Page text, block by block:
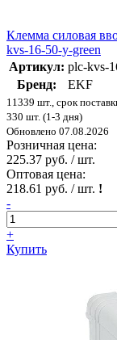
Клемма силовая
kvs-16-50-y-green
Артикул: plc-kvs-
Бренд:
EKF
11339 шт., срок
330 шт. (1-3 дня)
Обновлено 07.08.2026
Розничная цена:
225.37 руб. / шт.
Оптовая цена:
218.61 руб. / шт. !
-
+
Купить